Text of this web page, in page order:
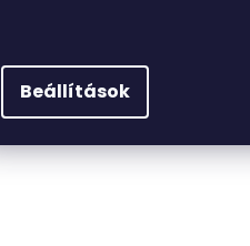
Beállítások